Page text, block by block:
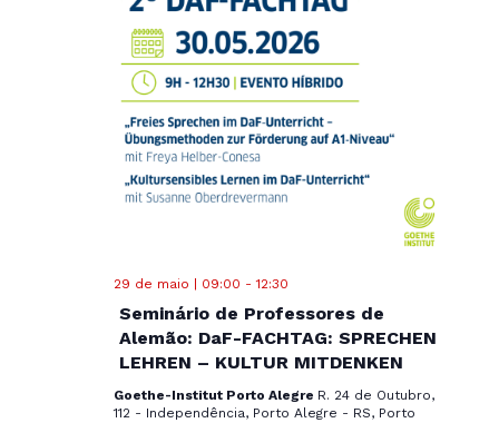
29 de maio | 09:00 -12:30
Seminário de Professores de
Alemão: DaF-FACHTAG: SPRECHEN
LEHREN – KULTUR MITDENKEN
Goethe-Institut Porto Alegre R. 24 de Outubro,
112 - Independência, Porto Alegre - RS, Porto